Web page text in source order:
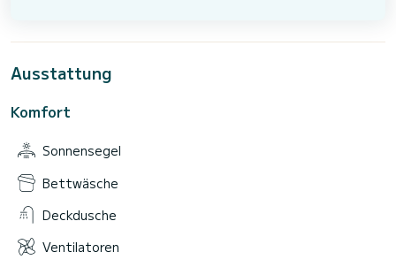
Ausstattung
Komfort
Sonnensegel
Bettwäsche
Deckdusche
Ventilatoren